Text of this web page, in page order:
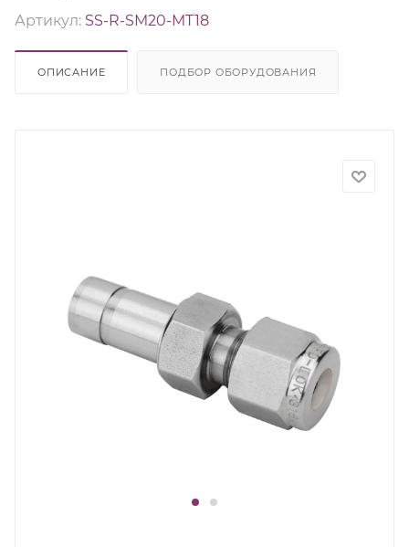
Артикул: SS-R-SM20-MT18
ОПИСАНИЕ ПОДБОР ОБОРУДОВАНИЯ